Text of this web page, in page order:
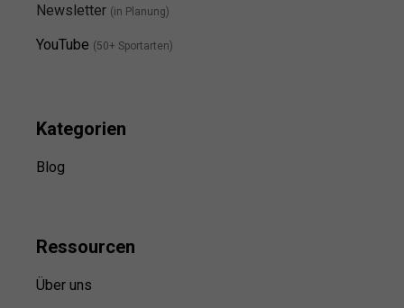
Newsletter (in Planung)
YouTube (50+ Sportarten)
Kategorien
Blog
Ressourcen
Über uns